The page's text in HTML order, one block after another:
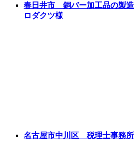
春日井市 銅バー加工品の製
ロダクツ様
名古屋市中川区 税理士事務